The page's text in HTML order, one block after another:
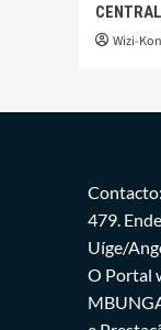
CENTRAL
Wizi-
479.
Uíge/
O Portal